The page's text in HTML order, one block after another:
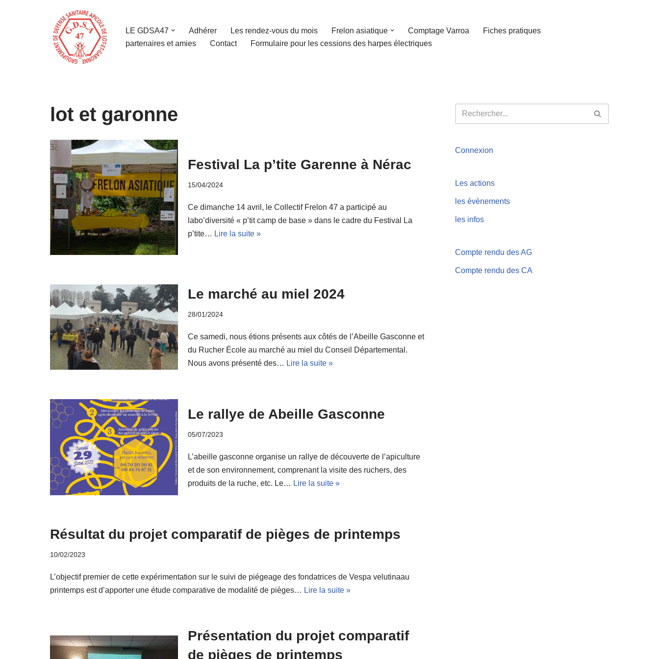
LE GDSA47 Adhérer Les rendez-vous du mois Frelon asiatique Comptage Varroa
Fiches pratiques
partenaires et amies
Contact Formulaire pour les cessions des harpes électriques
lot et garonne
Festival La p’tite Garenne à Nérac
15/04/2024
Ce dimanche 14 avril, le Collectif Frelon 47 a participé au
labo’diversité « p’tit camp de base » dans le cadre du Festival La
p’tite… Lire la suite »
Le marché au miel 2024
28/01/2024
Ce samedi, nous étions présents aux côtés de l’Abeille Gasconne et
du Rucher École au marché au miel du Conseil Départemental.
Nous avons présenté des… Lire la suite »
Le rallye de Abeille Gasconne
05/07/2023
L’abeille gasconne organise un rallye de découverte de l’apiculture
et de son environnement, comprenant la visite des ruchers, des
produits de la ruche, etc. Le… Lire la suite »
Résultat du projet comparatif de pièges de printemps
10/02/2023
L’objectif premier de cette expérimentation sur le suivi de piégeage des fondatrices de Vespa velutinaau
printemps est d’apporter une étude comparative de modalité de pièges… Lire la suite »
Présentation du projet comparatif
de pièges de printemps
Connexion
Les actions
les évènements
les infos
Compte rendu des AG
Compte rendu des CA